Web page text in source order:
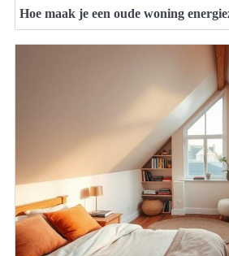
Hoe maak je een oude woning